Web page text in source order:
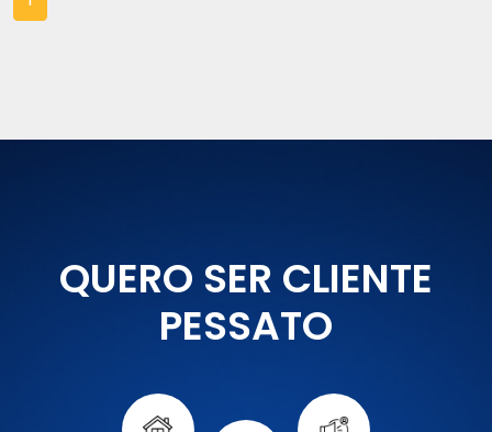
QUERO SER CLIENTE
PESSATO